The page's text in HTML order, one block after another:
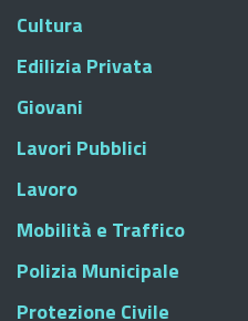
Cultura
Edilizia Privata
Giovani
Lavori Pubblici
Lavoro
Mobilità e Traffico
Polizia Municipale
Protezione Civile